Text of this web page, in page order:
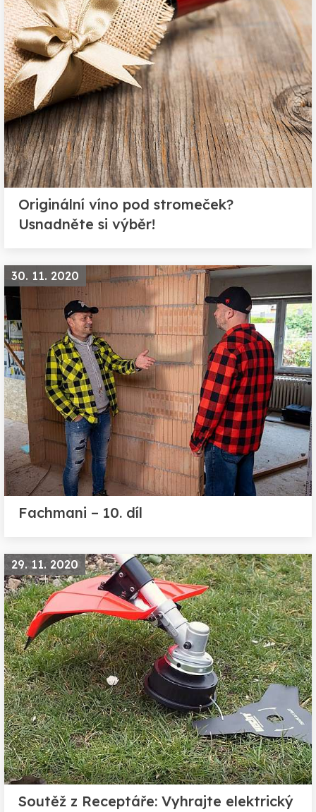
Originální víno pod stromeček?
Usnadněte si výběr!
30. 11. 2020
Fachmani – 10. díl
29. 11. 2020
Soutěž z Receptáře: Vyhrajte elektrický